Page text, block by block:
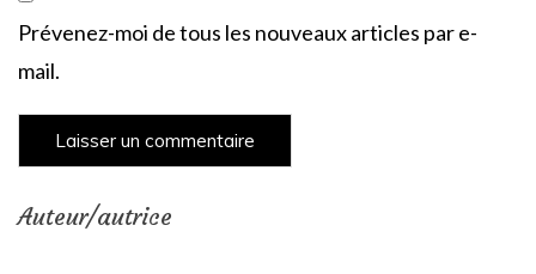
Prévenez-moi de tous les nouveaux articles par e-
mail.
Auteur/autrice